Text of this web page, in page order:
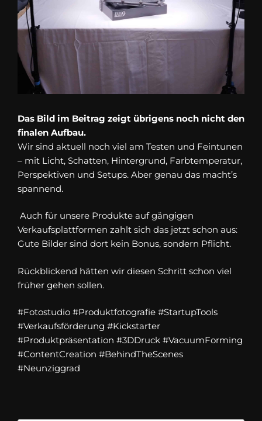
Das Bild im Beitrag zeigt übrigens noch nicht den
finalen Aufbau.
Wir sind aktuell noch viel am Testen und Feintunen
– mit Licht, Schatten, Hintergrund, Farbtemperatur,
Perspektiven und Setups. Aber genau das macht’s
spannend.
Auch für unsere Produkte auf gängigen
Verkaufsplattformen zahlt sich das jetzt schon aus:
Gute Bilder sind dort kein Bonus, sondern Pflicht.
Rückblickend hätten wir diesen Schritt schon viel
früher gehen sollen.
#Fotostudio #Produktfotografie #StartupTools
#Verkaufsförderung #Kickstarter
#Produktpräsentation #3DDruck #VacuumForming
#ContentCreation #BehindTheScenes
#Neunziggrad